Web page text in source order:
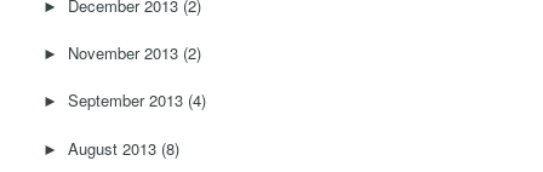
► December 2013 (2)
► November 2013 (2)
►September 2013 (4)
►August 2013 (8)